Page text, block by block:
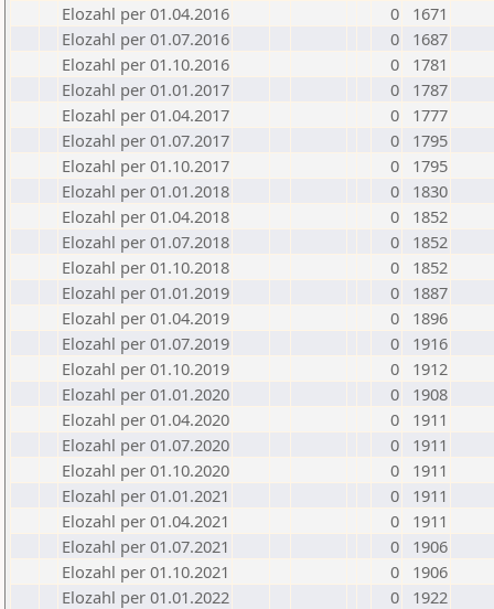
Elozahl per 01.04.2016
0
1671
Elozahl per 01.07.2016
0
1687
Elozahl per 01.10.2016
0
1781
Elozahl per 01.01.2017
0
1787
Elozahl per 01.04.2017
0
1777
Elozahl per 01.07.2017
0
1795
Elozahl per 01.10.2017
0
1795
Elozahl per 01.01.2018
0
1830
Elozahl per 01.04.2018
0
1852
Elozahl per 01.07.2018
0
1852
Elozahl per 01.10.2018
0
1852
Elozahl per 01.01.2019
0
1887
Elozahl per 01.04.2019
0
1896
Elozahl per 01.07.2019
0
1916
Elozahl per 01.10.2019
0
1912
Elozahl per 01.01.2020
0
1908
Elozahl per 01.04.2020
0
1911
Elozahl per 01.07.2020
0
1911
Elozahl per 01.10.2020
0
1911
Elozahl per 01.01.2021
0
1911
Elozahl per 01.04.2021
0
1911
Elozahl per 01.07.2021
0
1906
Elozahl per 01.10.2021
0
1906
Elozahl per 01.01.2022
0
1922